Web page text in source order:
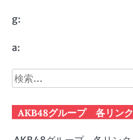
g:
a:
検
索:
AKB48グループ 各リンク